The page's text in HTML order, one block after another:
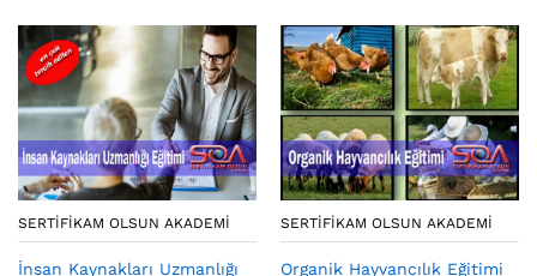
SERTIFIKAM OLSUN AKADEMI
İnsan Kaynakları Uzmanlığı
SERTIFIKAM OLSUN AKADEMI
Organik Hayvancılık Eğitimi